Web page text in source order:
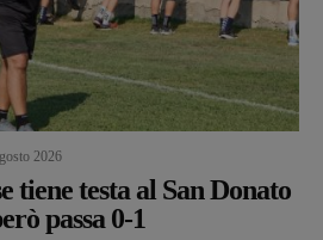
2026
tiene testa al San Donato
passa 0-1